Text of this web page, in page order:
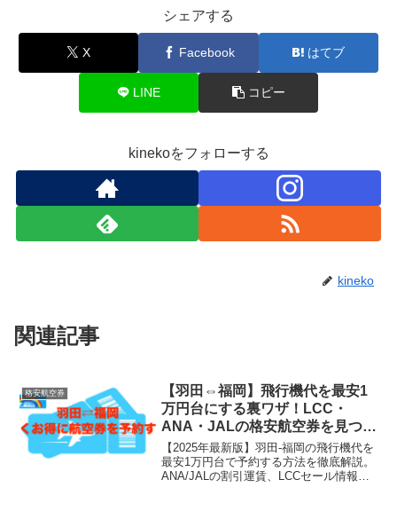
シェアする
X Facebook はてブ
LINE コピー
kinekoをフォローする
kineko
関連記事
格安航空券
【羽田⇔福岡】飛行機代を最安1
万円台にする裏ワザ！LCC・
ANA・JALの格安航空券を見つけ
るたった3つの方法
【2025年最新版】羽田-福岡の飛行機代を
最安1万円台で予約する方法を徹底解説。
ANA/JALの割引運賃、LCCセール情報、